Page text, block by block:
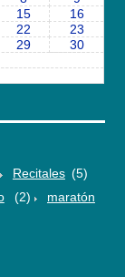
15
16
22
23
29
30
Recitales (5)
(2)
maratón